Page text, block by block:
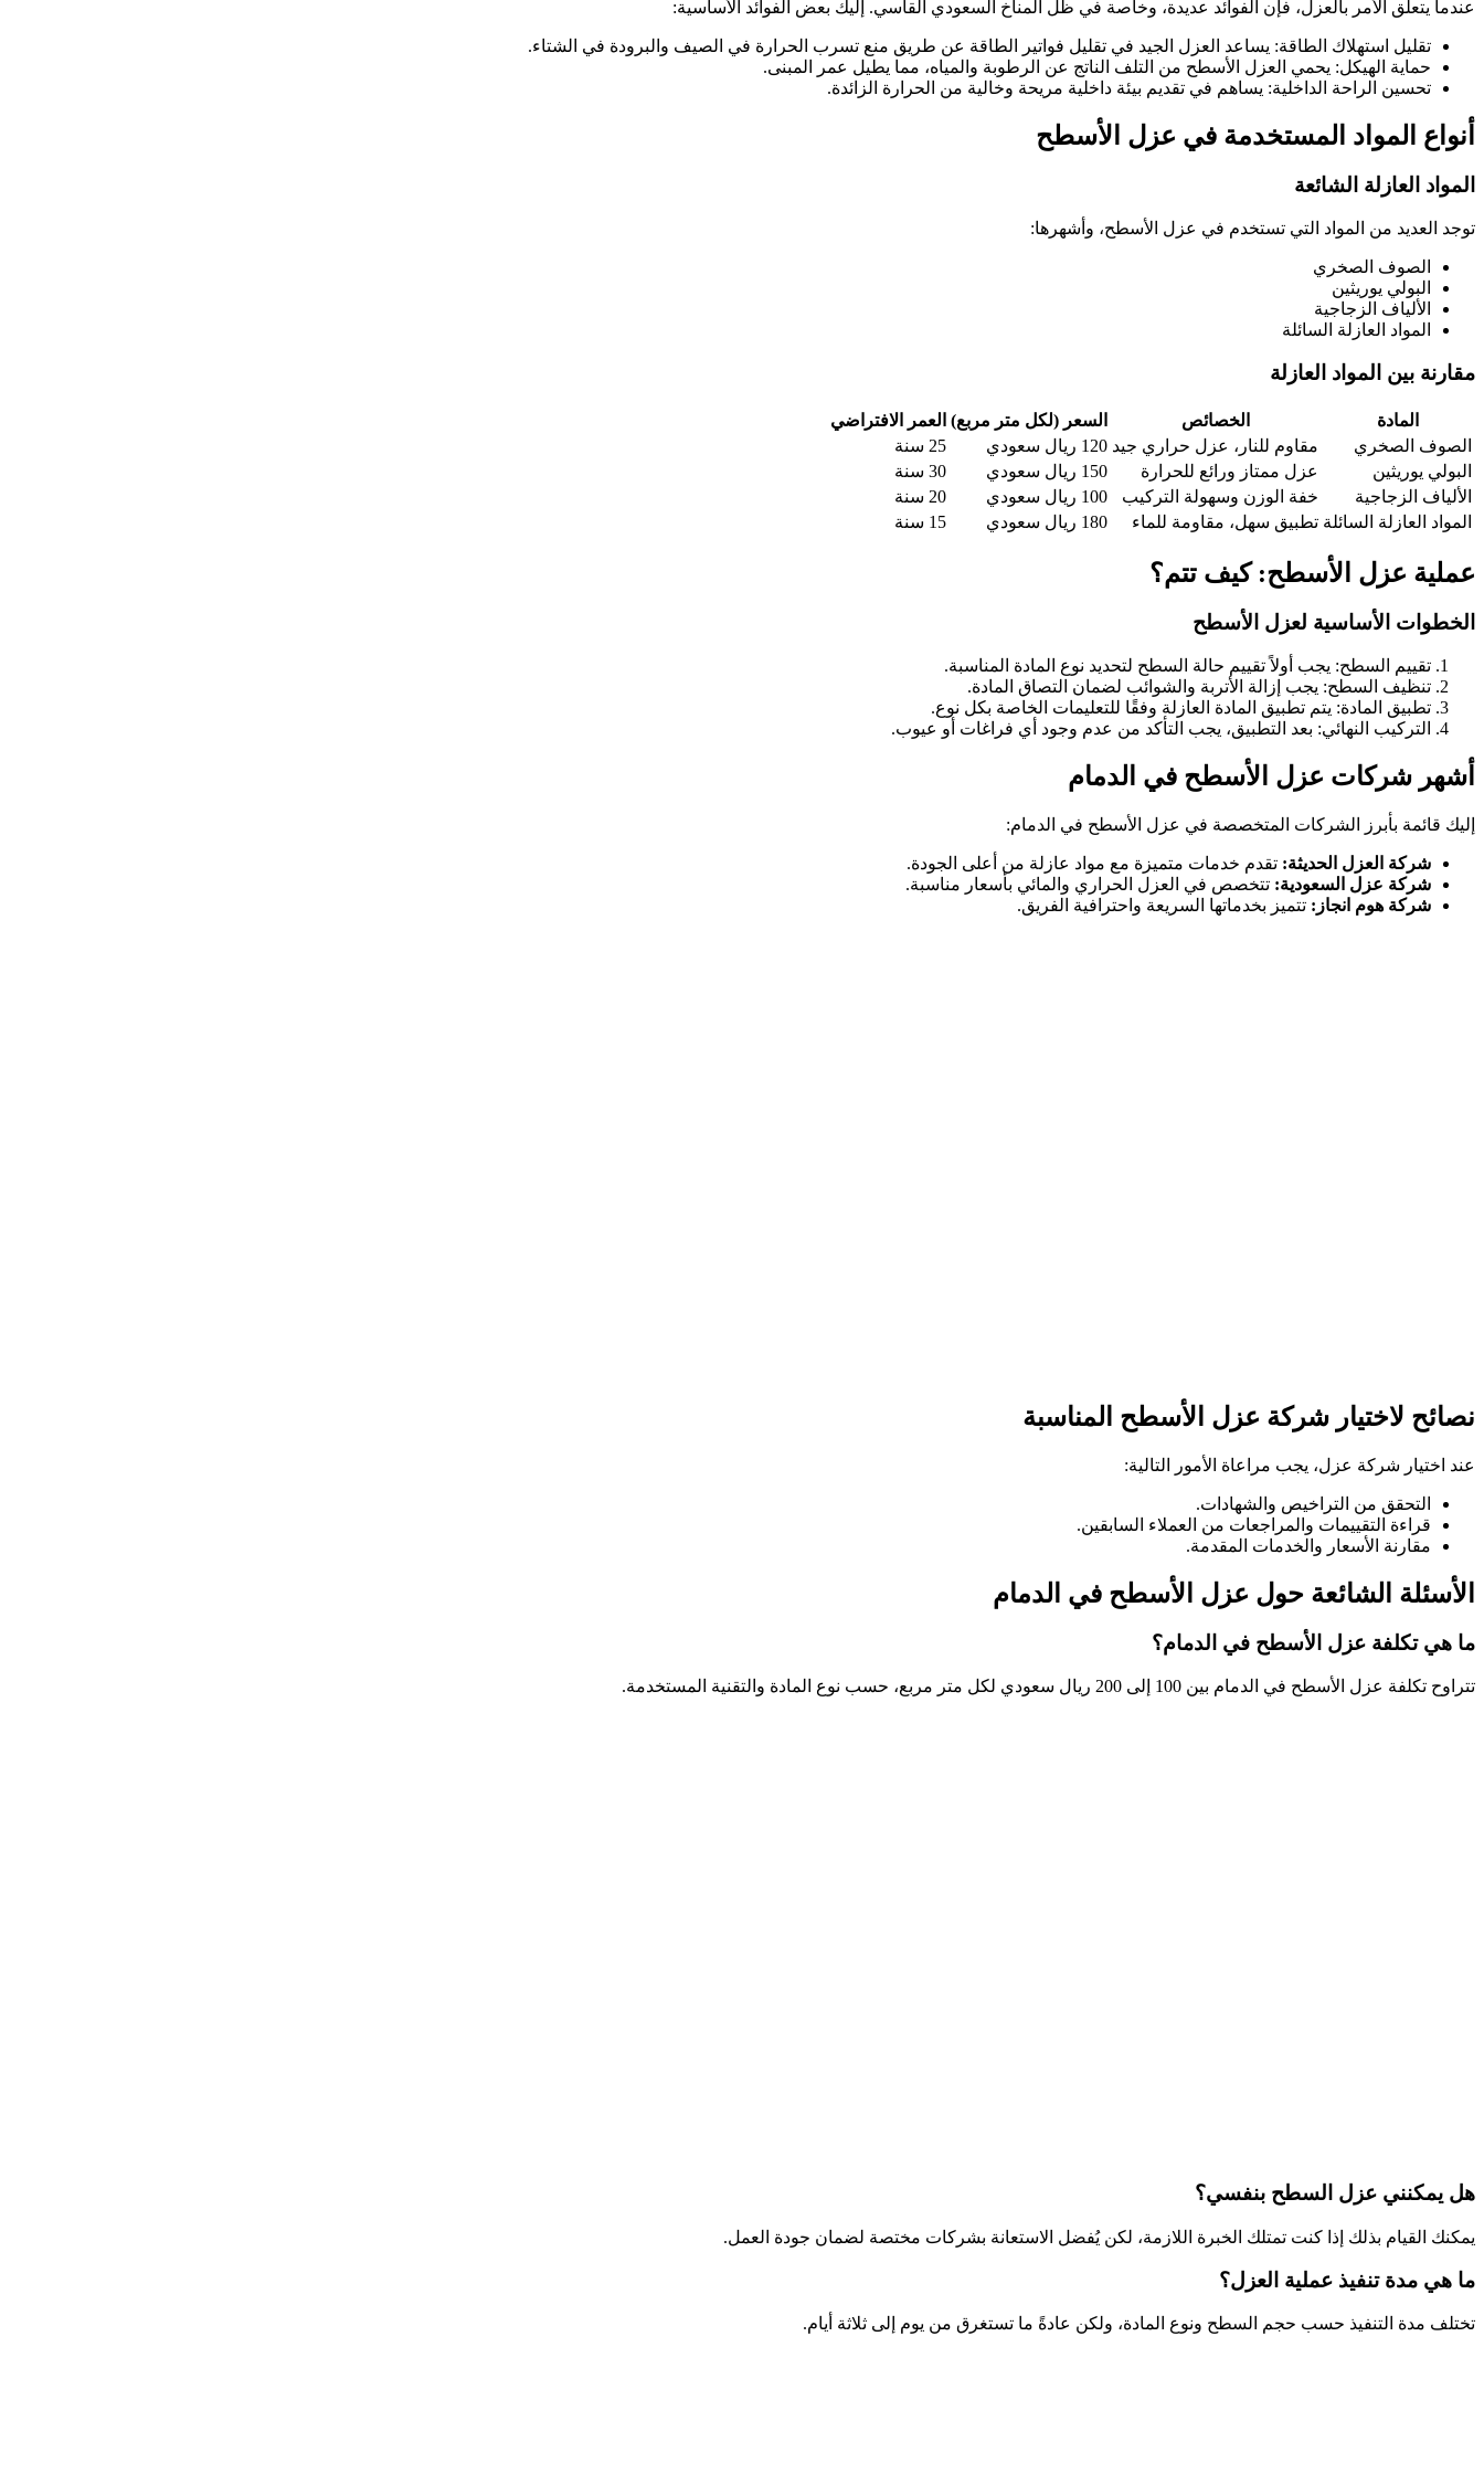
عندما يتعلق الأمر بالعزل، فإن الفوائد عديدة، وخاصة في ظل المناخ السعودي القاسي. إليك بعض الفوائد الأساسية:
تقليل استهلاك الطاقة: يساعد العزل الجيد في تقليل فواتير الطاقة عن طريق منع تسرب الحرارة في الصيف والبرودة في الشتاء.
حماية الهيكل: يحمي العزل الأسطح من التلف الناتج عن الرطوبة والمياه، مما يطيل عمر المبنى.
تحسين الراحة الداخلية: يساهم في تقديم بيئة داخلية مريحة وخالية من الحرارة الزائدة.
أنواع المواد المستخدمة في عزل الأسطح
المواد العازلة الشائعة
توجد العديد من المواد التي تستخدم في عزل الأسطح، وأشهرها:
الصوف الصخري
البولي يوريثين
الألياف الزجاجية
المواد العازلة السائلة
مقارنة بين المواد العازلة
المادة الخصائص السعر (لكل متر مربع) العمر الافتراضي
الصوف الصخري
مقاوم للنار، عزل حراري جيد 120 ريال سعودي
25 سنة
البولي يوريثين
عزل ممتاز ورائع للحرارة 150 ريال سعودي
30 سنة
الألياف الزجاجية
خفة الوزن وسهولة التركيب 100 ريال سعودي
20 سنة
المواد العازلة السائلة تطبيق سهل، مقاومة للماء 180 ريال سعودي 15 سنة
عملية عزل الأسطح: كيف تتم؟
الخطوات الأساسية لعزل الأسطح
تقييم السطح: يجب أولاً تقييم حالة السطح لتحديد نوع المادة المناسبة.
تنظيف السطح: يجب إزالة الأتربة والشوائب لضمان التصاق المادة.
تطبيق المادة: يتم تطبيق المادة العازلة وفقًا للتعليمات الخاصة بكل نوع.
التركيب النهائي: بعد التطبيق، يجب التأكد من عدم وجود أي فراغات أو عيوب.
أشهر شركات عزل الأسطح في الدمام
إليك قائمة بأبرز الشركات المتخصصة في عزل الأسطح في الدمام:
شركة العزل الحديثة: تقدم خدمات متميزة مع مواد عازلة من أعلى الجودة.
شركة عزل السعودية: تتخصص في العزل الحراري والمائي بأسعار مناسبة.
شركة هوم انجاز: تتميز بخدماتها السريعة واحترافية الفريق.
نصائح لاختيار شركة عزل الأسطح المناسبة
عند اختيار شركة عزل، يجب مراعاة الأمور التالية:
التحقق من التراخيص والشهادات.
قراءة التقييمات والمراجعات من العملاء السابقين.
مقارنة الأسعار والخدمات المقدمة.
الأسئلة الشائعة حول عزل الأسطح في الدمام
ما هي تكلفة عزل الأسطح في الدمام؟
تتراوح تكلفة عزل الأسطح في الدمام بين 100 إلى 200 ريال سعودي لكل متر مربع، حسب نوع المادة والتقنية المستخدمة.
هل يمكنني عزل السطح بنفسي؟
يمكنك القيام بذلك إذا كنت تمتلك الخبرة اللازمة، لكن يُفضل الاستعانة بشركات مختصة لضمان جودة العمل.
ما هي مدة تنفيذ عملية العزل؟
تختلف مدة التنفيذ حسب حجم السطح ونوع المادة، ولكن عادةً ما تستغرق من يوم إلى ثلاثة أيام.